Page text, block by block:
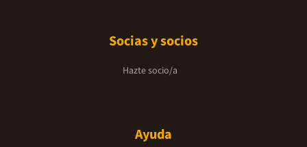
Socias y socios
Hazte socio/a
Ayuda